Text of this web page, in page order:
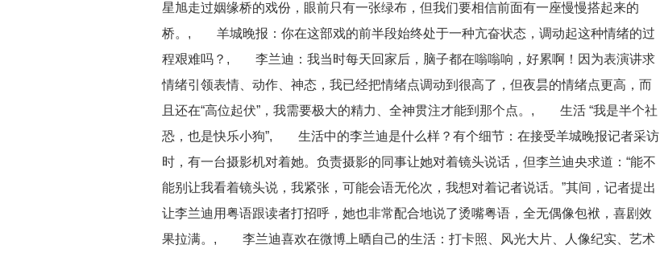
星旭走过姻缘桥的戏份，眼前只有一张绿布，但我们要相信前面有一座慢慢搭起来的
桥。, 羊城晚报：你在这部戏的前半段始终处于一种亢奋状态，调动起这种情绪的过
程艰难吗？, 李兰迪：我当时每天回家后，脑子都在嗡嗡响，好累啊！因为表演讲求
情绪引领表情、动作、神态，我已经把情绪点调动到很高了，但夜昙的情绪点更高，而
且还在“高位起伏”，我需要极大的精力、全神贯注才能到那个点。, 生活 “我是半个社
恐，也是快乐小狗”, 生活中的李兰迪是什么样？有个细节：在接受羊城晚报记者采访
时，有一台摄影机对着她。负责摄影的同事让她对着镜头说话，但李兰迪央求道：“能不
能别让我看着镜头说，我紧张，可能会语无伦次，我想对着记者说话。”其间，记者提出
让李兰迪用粤语跟读者打招呼，她也非常配合地说了烫嘴粤语，全无偶像包袱，喜剧效
果拉满。, 李兰迪喜欢在微博上晒自己的生活：打卡照、风光大片、人像纪实、艺术